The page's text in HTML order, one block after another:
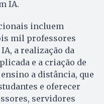
IA.
incluem
mil professores
a realização da
e a criação de
a distância, que
e oferecer
servidores